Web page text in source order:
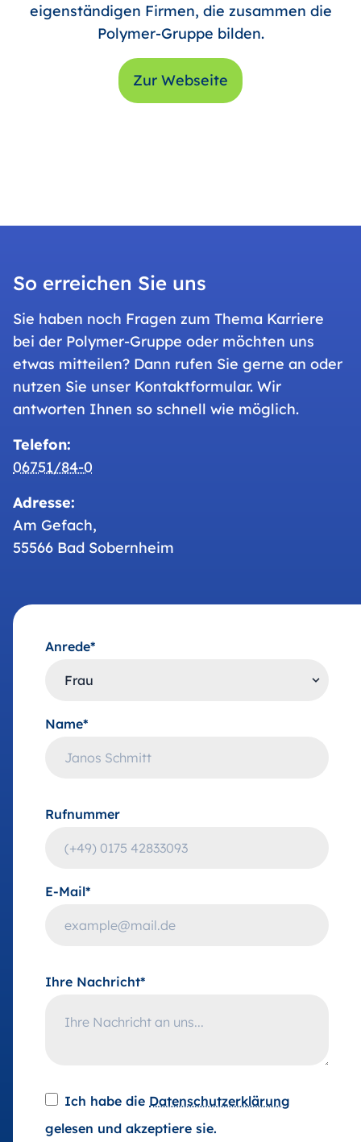
eigenständigen Firmen, die zusammen die
Polymer-Gruppe bilden.
Zur Webseite
So erreichen Sie uns
Sie haben noch Fragen zum Thema Karriere
bei der Polymer-Gruppe oder möchten uns
etwas mitteilen? Dann rufen Sie gerne an oder
nutzen Sie unser Kontaktformular. Wir
antworten Ihnen so schnell wie möglich.
Telefon:
06751/84-0
Adresse:
Am Gefach,
55566 Bad Sobernheim
Anrede*
Name*
Rufnummer
E-Mail*
Ihre Nachricht*
Ich habe die Datenschutzerklärung
gelesen und akzeptiere sie.